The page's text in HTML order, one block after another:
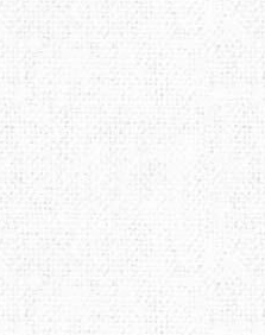
SCHOEFFEL
SIREX
SPORT LAVIT
THERMOPAD